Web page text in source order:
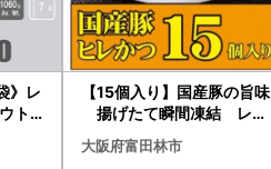
》レ
ト
【15個入り】国産豚の旨味
揚げたて瞬間凍結 レン
ジで温め かつ喜のヒレか
つ【配送不可地域：離島】
大阪府富田林市